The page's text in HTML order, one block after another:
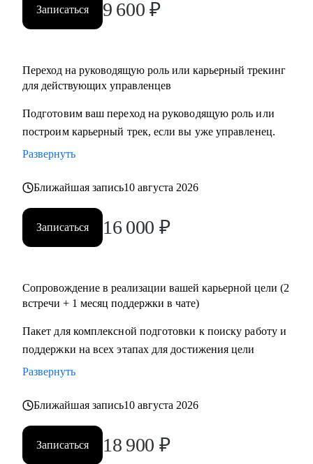
Записаться 9 600 ₽
Переход на руководящую роль или карьерный трекинг
для действующих управленцев
Подготовим ваш переход на руководящую роль или
построим карьерный трек, если вы уже управленец.
Развернуть
Ближайшая запись10 августа 2026
Записаться 16 000 ₽
Сопровождение в реализации вашей карьерной цели (2
встречи + 1 месяц поддержки в чате)
Пакет для комплексной подготовки к поиску работу и
поддержки на всех этапах для достижения цели
Развернуть
Ближайшая запись10 августа 2026
Записаться 18 900 ₽